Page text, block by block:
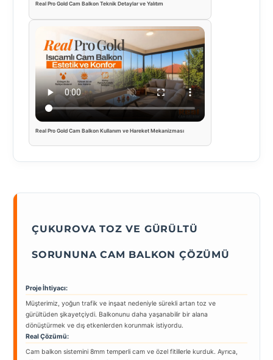
Real Pro Gold Cam Balkon Teknik Detaylar ve Yalıtım
Real Pro Gold Cam Balkon Kullanım ve Hareket Mekanizması
ÇUKUROVA TOZ VE GÜRÜLTÜ
SORUNUNA CAM BALKON ÇÖZÜMÜ
Proje İhtiyacı:
Müşterimiz, yoğun trafik ve inşaat nedeniyle sürekli artan toz ve
gürültüden şikayetçiydi. Balkonunu daha yaşanabilir bir alana
dönüştürmek ve dış etkenlerden korunmak istiyordu.
Real Çözümü:
Cam balkon sistemini 8mm temperli cam ve özel fitillerle kurduk. Ayrıca,